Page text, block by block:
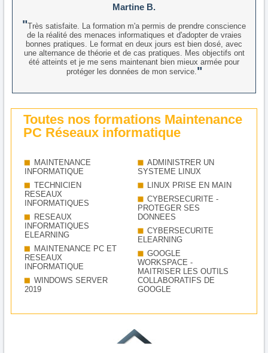
Martine B.
Très satisfaite. La formation m'a permis de prendre conscience
de la réalité des menaces informatiques et d'adopter de vraies
bonnes pratiques. Le format en deux jours est bien dosé, avec
une alternance de théorie et de cas pratiques. Mes objectifs ont
été atteints et je me sens maintenant bien mieux armée pour
protéger les données de mon service.
Toutes nos formations Maintenance
PC Réseaux informatique
MAINTENANCE
INFORMATIQUE
TECHNICIEN
RESEAUX
INFORMATIQUES
RESEAUX
INFORMATIQUES
ELEARNING
MAINTENANCE PC ET
RESEAUX
INFORMATIQUE
WINDOWS SERVER
2019
ADMINISTRER UN
SYSTEME LINUX
LINUX PRISE EN MAIN
CYBERSECURITE -
PROTEGER SES
DONNEES
CYBERSECURITE
ELEARNING
GOOGLE
WORKSPACE -
MAITRISER LES OUTILS
COLLABORATIFS DE
GOOGLE